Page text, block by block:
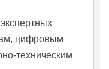
цифровым
техническим